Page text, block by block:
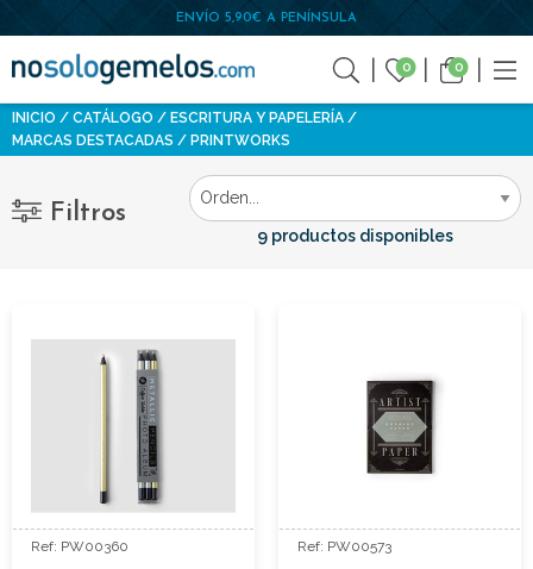
ENVÍO 5,90€ A PENÍNSULA
0 0
INICIO CATÁLOGO
ESCRITURA Y PAPELERÍA
MARCAS DESTACADAS
PRINTWORKS
Filtros
9 productos disponibles
Ref: PW00360 Ref: PW00573